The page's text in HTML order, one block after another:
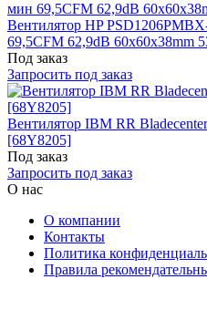
Вентилятор HP
69,5CFM 62,9dB 60x60x38mm
Под заказ
Запросить под заказ
Вентилятор IBM RR
[68Y8205]
Под заказ
Запросить под заказ
О нас
О компании
Контакты
Политика
Правила